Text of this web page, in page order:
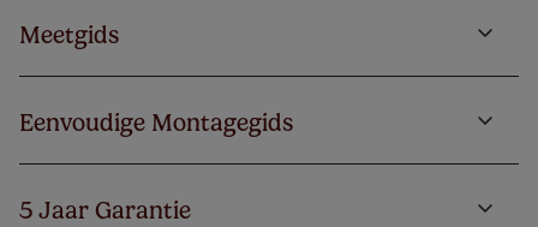
Meetgids
Eenvoudige Montagegids
5 Jaar Garantie